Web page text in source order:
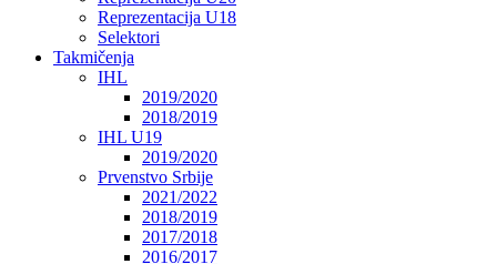
Reprezentacija U18
Selektori
Takmičenja
IHL
2019/2020
2018/2019
IHL U19
2019/2020
Prvenstvo Srbije
2021/2022
2018/2019
2017/2018
2016/2017